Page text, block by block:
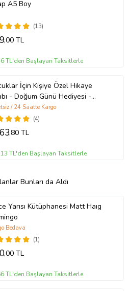
A5 Boy
(13)
,00 TL
TL'den Başlayan Taksitlerle
İçin Kişiye Özel Hikaye
- Doğum Günü Hediyesi -
Hediyesi
(4)
/ 24 Saatte Kargo
,80 TL
TL'den Başlayan Taksitlerle
Bunları da Aldı
Yarısı Kütüphanesi Matt Haıg
(1)
Bedava
,00 TL
TL'den Başlayan Taksitlerle